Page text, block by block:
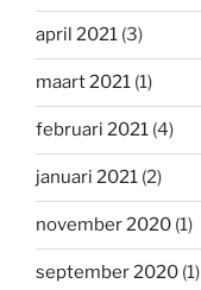
april 2021 (3)
maart 2021 (1)
februari 2021 (4)
januari 2021 (2)
november 2020 (1)
september 2020 (1)